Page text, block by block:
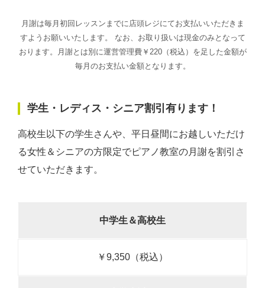
月謝は毎月初回レッスンまでに店頭レジにてお支払いいただきま
すようお願いいたします。 なお、お取り扱いは現金のみとなって
おります。月謝とは別に運営管理費￥220（税込）を足した金額が
毎月のお支払い金額となります。
学生・レディス・シニア割引有ります！
高校生以下の学生さんや、平日昼間にお越しいただけ
る女性＆シニアの方限定でピアノ教室の月謝を割引さ
せていただきます。
中学生＆高校生
￥9,350（税込）